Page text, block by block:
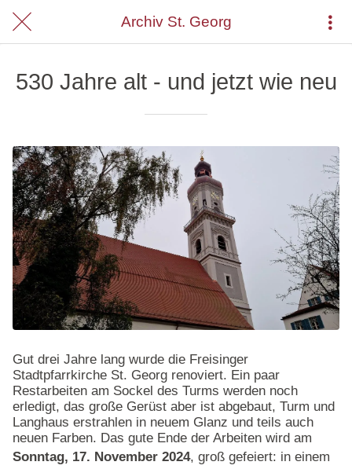
Archiv St. Georg
530 Jahre alt - und jetzt wie neu
Gut drei Jahre lang wurde die Freisinger
Stadtpfarrkirche St. Georg renoviert. Ein paar
Restarbeiten am Sockel des Turms werden noch
erledigt, das große Gerüst aber ist abgebaut, Turm und
Langhaus erstrahlen in neuem Glanz und teils auch
neuen Farben. Das gute Ende der Arbeiten wird am
Sonntag, 17. November 2024, groß gefeiert: in einem